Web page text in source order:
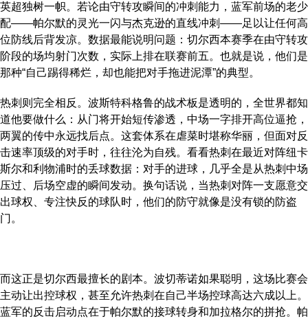
英超独树一帜。若论由守转攻瞬间的冲刺能力，蓝军前场的老少
配——帕尔默的灵光一闪与杰克逊的直线冲刺——足以让任何高
位防线后背发凉。数据最能说明问题：切尔西本赛季在由守转攻
阶段的场均射门次数，实际上排在联赛前五。也就是说，他们是
那种“自己踢得稀烂，却也能把对手拖进泥潭”的典型。
热刺则完全相反。波斯特科格鲁的战术板是透明的，全世界都知
道他要做什么：从门将开始短传渗透，中场一字排开高位逼抢，
两翼的传中永远找后点。这套体系在虐菜时堪称华丽，但面对反
击速率顶级的对手时，往往沦为自残。看看热刺在最近对阵纽卡
斯尔和利物浦时的丢球数据：对手的进球，几乎全是从热刺中场
压过、后场空虚的瞬间发动。换句话说，当热刺对阵一支愿意交
出球权、专注快反的球队时，他们的防守就像是没有锁的防盗
门。
而这正是切尔西最擅长的剧本。波切蒂诺如果聪明，这场比赛会
主动让出控球权，甚至允许热刺在自己半场控球高达六成以上。
蓝军的反击启动点在于帕尔默的接球转身和加拉格尔的拼抢。帕